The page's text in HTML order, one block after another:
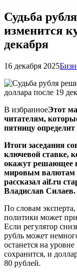
Судьба
изменится
декабря
16 декабря 2025
В избранноеЭтот
читателям,
пятницу
Итоги заседания
ключевой ставке,
окажут решающее
мировым валютам
рассказал aif.ru
Владислав Силаев.
По словам
политики может
Если регулятор
рубль может
останется на
сохранится, и
80 рублей.